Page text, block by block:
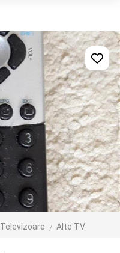
Televizoare Alte TV